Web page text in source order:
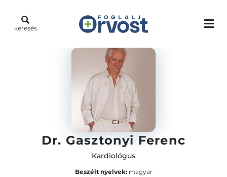
keresés
Dr. Gasztonyi Ferenc
Kardiológus
Beszélt nyelvek:magyar